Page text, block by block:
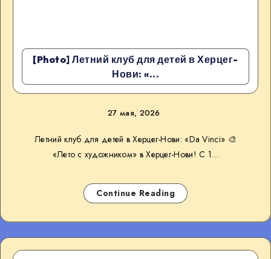
[Photo] Летний клуб для детей в Херцег-
Нови: «...
27 мая, 2026
Летний клуб для детей в Херцег-Нови: «Da Vinci» 🎨
«Лето с художником» в Херцег-Нови! С 1…
Continue Reading